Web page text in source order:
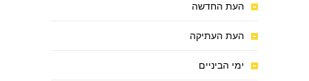
העת החדשה
העת העתיקה
ימי הביניים